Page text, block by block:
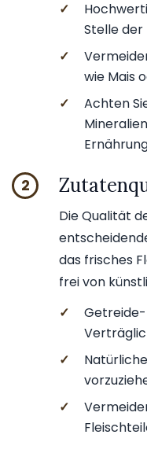
✓
Stelle
✓
wie Mais
✓
Achten
2
Die Qualität
das frisches
frei von
✓
✓
✓